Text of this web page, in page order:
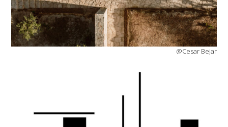
@Cesar Bejar